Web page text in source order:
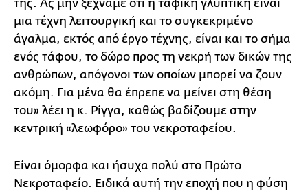
της. Ας μην ξεχνάμε ότι η ταφική γλυπτική είναι
μια τέχνη λειτουργική και το συγκεκριμένο
άγαλμα, εκτός από έργο τέχνης, είναι και το σήμα
ενός τάφου, το δώρο προς τη νεκρή των δικών της
ανθρώπων, απόγονοι των οποίων μπορεί να ζουν
ακόμη. Για μένα θα έπρεπε να μείνει στη θέση
του» λέει η κ. Ρίγγα, καθώς βαδίζουμε στην
κεντρική «λεωφόρο» του νεκροταφείου.
Είναι όμορφα και ήσυχα πολύ στο Πρώτο
Νεκροταφείο. Ειδικά αυτή την εποχή που η φύση